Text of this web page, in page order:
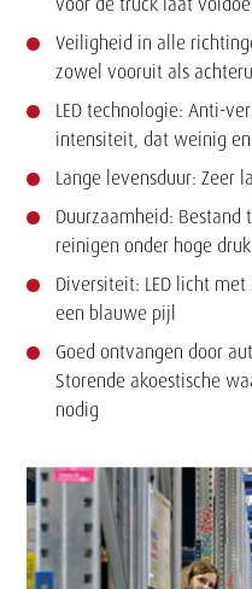
Veiligheid in alle
zowel vooruit als
LED technologie: Anti-
intensiteit, dat weinig
Lange levensduur: Zeer
Duurzaamheid: Bestand
reinigen onder hoge druk
Diversiteit: LED licht
een blauwe pijl
Goed ontvangen door
Storende akoestische
nodig